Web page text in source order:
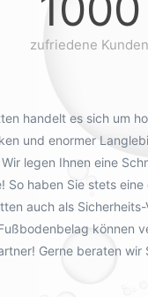
zufriedene Kunden
handelt es sich um
und enormer
legen Ihnen eine
So haben Sie stets
auch als
können
Gerne beraten wir